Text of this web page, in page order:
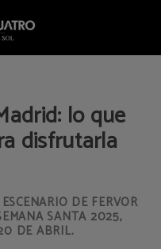
lo que
disfrutarla
DE FERVOR
SANTA 2025,
DE ABRIL.